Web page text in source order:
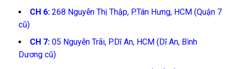
CH 6:268 Nguyễn Thị Thập, P.Tân Hưng, HCM (Quận 7
cũ)
CH 7:05 Nguyễn Trãi, P.Dĩ An, HCM (Dĩ An, Bình
Dương cũ)